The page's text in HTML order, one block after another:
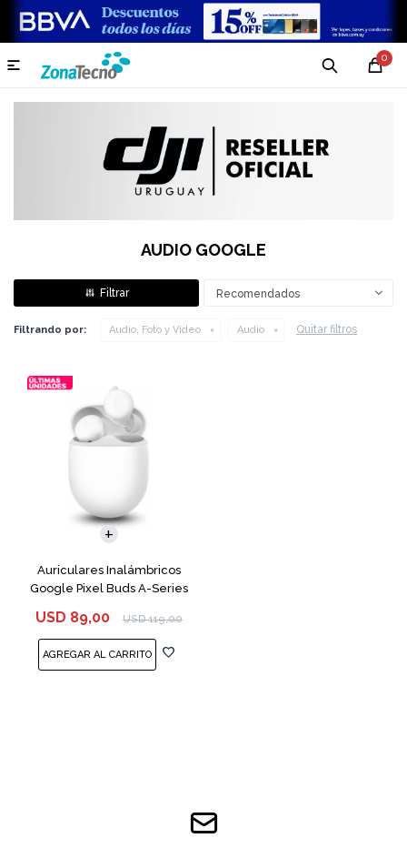
0

AUDIO GOOGLE
Recomendados
Filtrando por: Audio, Foto y Video Audio Quitar filtros
Auriculares Inalámbricos
Google Pixel Buds A-Series
USD 89,00 USD 119,00